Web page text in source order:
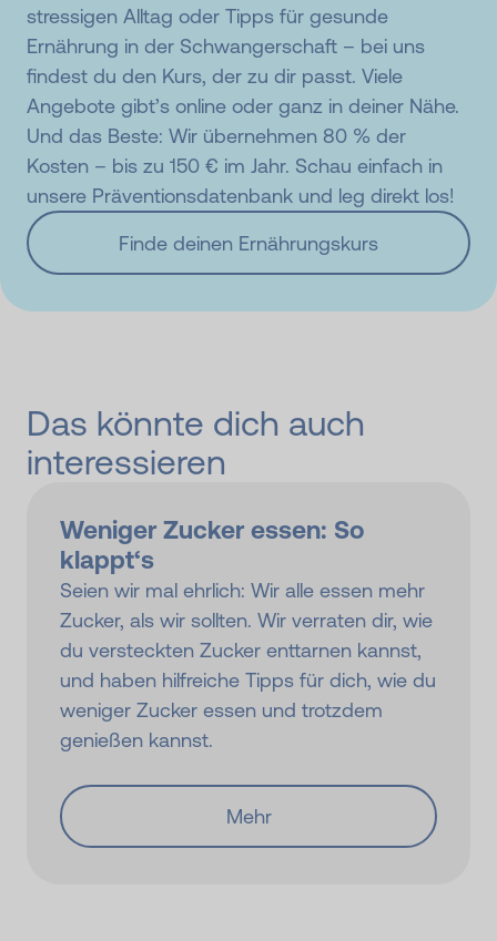
stressigen Alltag oder Tipps für gesunde
Ernährung in der Schwangerschaft – bei uns
findest du den Kurs, der zu dir passt. Viele
Angebote gibt’s online oder ganz in deiner Nähe.
Und das Beste: Wir übernehmen 80 % der
Kosten – bis zu 150 € im Jahr. Schau einfach in
unsere Präventionsdatenbank und leg direkt los!
Finde deinen Ernährungskurs
Das könnte dich auch
interessieren
Weniger Zucker essen: So
klappt‘s
Seien wir mal ehrlich: Wir alle essen mehr
Zucker, als wir sollten. Wir verraten dir, wie
du versteckten Zucker enttarnen kannst,
und haben hilfreiche Tipps für dich, wie du
weniger Zucker essen und trotzdem
genießen kannst.
Mehr